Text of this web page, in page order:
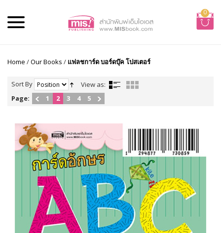
0
Home /Our Books / แฟลชการ์ด บอร์ดบุ๊ค โปสเตอร์
Sort By
View as:
Page:
1 2 3 4 5